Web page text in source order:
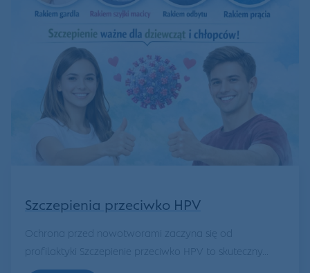
Szczepienia przeciwko HPV
Ochrona przed nowotworami zaczyna się od
profilaktyki Szczepienie przeciwko HPV to skuteczny...